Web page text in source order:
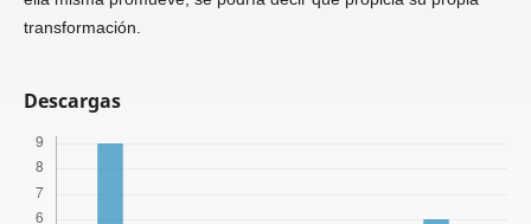
transformación.
Descargas